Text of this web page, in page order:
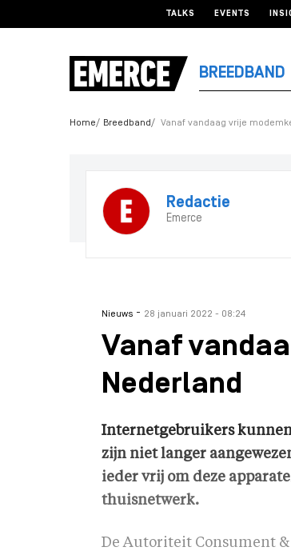
TALKS EVENTS
BREEDBAND
Home Breedband Vanaf vandaag vrije
Redactie
Emerce
Nieuws - 28 januari 2022 - 08:24
Vanaf
Nederland
Internetgebruikers
zijn niet langer
ieder vrij om deze
thuisnetwerk.
De Autoriteit Consument